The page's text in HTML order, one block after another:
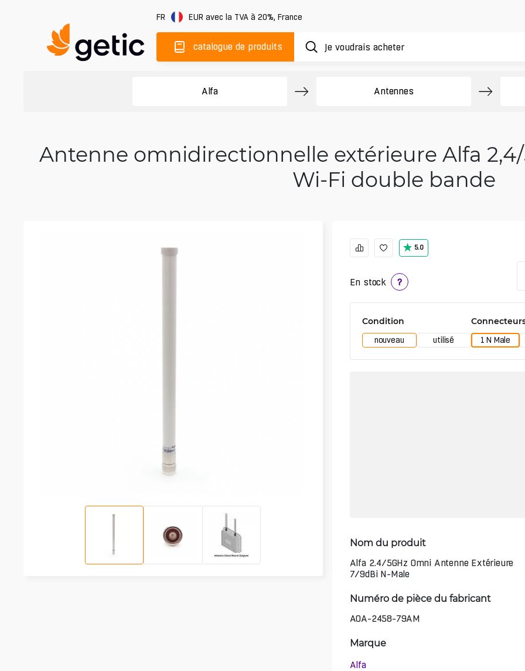
FR EUR avec la TVA à 20%, France
catalogue de produits
Alfa Antennes
Antenne omnidirectionnelle extérieure Alfa 2,4/
Wi‑Fi double bande
5.0
En stock ?
Condition
nouveau utilisé 1 N Male
Nom du produit
Alfa 2.4/5GHz Omni Antenne Extérieure
7/9dBi N-Male
Numéro de pièce du fabricant
AOA-2458-79AM
Marque
Alfa